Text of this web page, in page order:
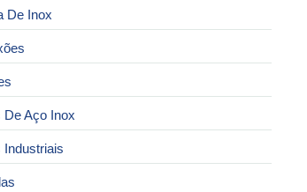
De Inox
De Aço Inox
Industriais